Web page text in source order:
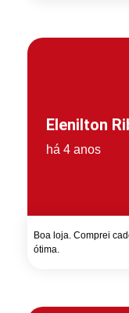
Elenilton
há 4 anos
Boa loja. Comprei
ótima.